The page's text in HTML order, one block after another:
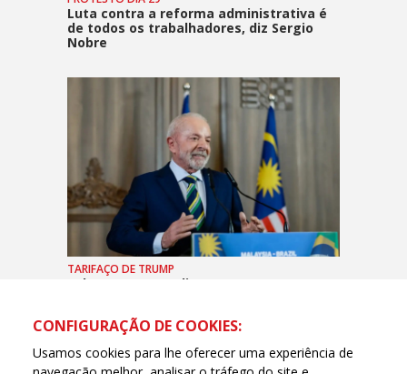
Luta contra a reforma administrativa é
de todos os trabalhadores, diz Sergio
Nobre
TARIFAÇO DE TRUMP
Lula: em poucos dias teremos uma
CONFIGURAÇÃO DE COOKIES:
Usamos cookies para lhe oferecer uma experiência de